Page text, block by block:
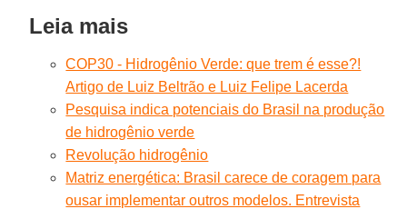
Leia mais
COP30 - Hidrogênio Verde: que trem é esse?!
Artigo de Luiz Beltrão e Luiz Felipe Lacerda
Pesquisa indica potenciais do Brasil na produção
de hidrogênio verde
Revolução hidrogênio
Matriz energética: Brasil carece de coragem para
ousar implementar outros modelos. Entrevista